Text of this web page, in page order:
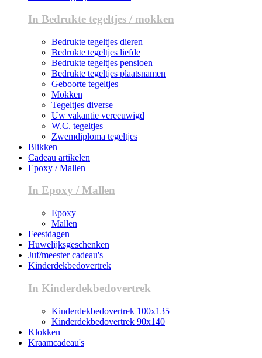
In Bedrukte tegeltjes / mokken
Bedrukte tegeltjes dieren
Bedrukte tegeltjes liefde
Bedrukte tegeltjes pensioen
Bedrukte tegeltjes plaatsnamen
Geboorte tegeltjes
Mokken
Tegeltjes diverse
Uw vakantie vereeuwigd
W.C. tegeltjes
Zwemdiploma tegeltjes
Blikken
Cadeau artikelen
Epoxy / Mallen
In Epoxy / Mallen
Epoxy
Mallen
Feestdagen
Huwelijksgeschenken
Juf/meester cadeau's
Kinderdekbedovertrek
In Kinderdekbedovertrek
Kinderdekbedovertrek 100x135
Kinderdekbedovertrek 90x140
Klokken
Kraamcadeau's